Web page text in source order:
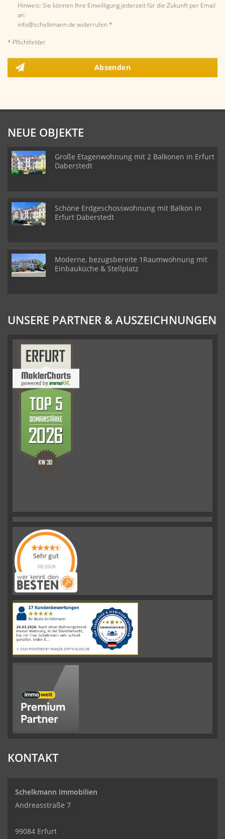
Hinweis: Sie können Ihre Einwilligung jederzeit für die Zukunft per Email
an:
info@schelkmann.de widerrufen *
* Pflichtfelder
Absenden
NEUE OBJEKTE
Große Etagenwohnung mit 2 Balkonen in Erfurt
Daberstedt
Schöne Erdgeschosswohnung mit Balkon in
Erfurt Daberstedt
Moderne, bezugsbereite 1Raumwohnung mit
Einbauküche & Stellplatz
UNSERE PARTNER & AUSZEICHNUNGEN
Sehr gut
08/2026
Schelkmann
Immobilienhat
|110Schelkmann
ImmobilienBewertungen
auf
werkenntdenBESTEN.de
KONTAKT
Schelkmann Immobilien
Andreasstraße 7
99084 Erfurt